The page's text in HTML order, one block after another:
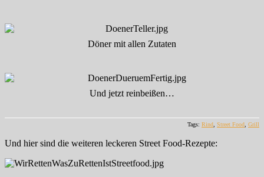
Döner mit allen Zutaten
Und jetzt reinbeißen…
Tags: Rind Street Food Grill
Und hier sind die weiteren leckeren Street Food-Rezepte: